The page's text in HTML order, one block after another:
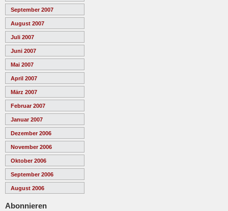
September 2007
August 2007
Juli 2007
Juni 2007
Mai 2007
April 2007
März 2007
Februar 2007
Januar 2007
Dezember 2006
November 2006
Oktober 2006
September 2006
August 2006
Abonnieren